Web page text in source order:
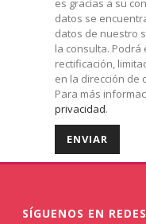
es gracias a su
datos se
datos de nuestro
la consulta.
rectificación,
en la dirección de
Para más
privacidad.
SÍGUENOS EN